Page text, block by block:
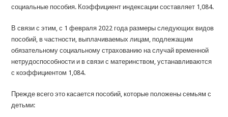
социальные пособия. Коэффициент индексации составляет 1,084.
В связи с этим, с 1 февраля 2022 года размеры следующих видов
пособий, в частности, выплачиваемых лицам, подлежащим
обязательному социальному страхованию на случай временной
нетрудоспособности и в связи с материнством, устанавливаются
с коэффициентом 1,084.
Прежде всего это касается пособий, которые положены семьям с
детьми: